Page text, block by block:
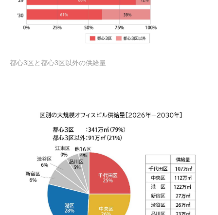
都心3区と都心3区以外の供給量